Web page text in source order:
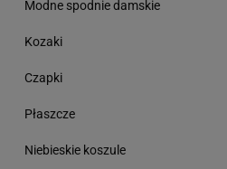
Modne spodnie damskie
Kozaki
Czapki
Płaszcze
Niebieskie koszule